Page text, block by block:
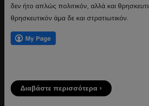
δεν ήτο απλώς πολιτικόν, αλλά και
θρησκευτικόν άμα δε και στρατιωτικόν.
Διαβάστε περισσότερα ›